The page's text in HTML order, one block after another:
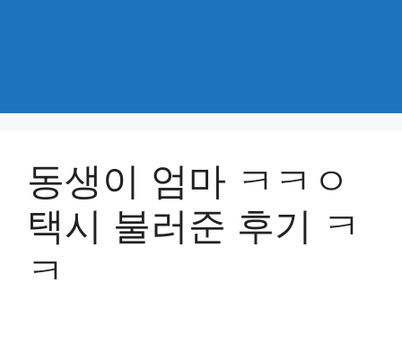
동생이 엄마 ㅋㅋㅇ
택시 불러준 후기 ㅋ
ㅋ